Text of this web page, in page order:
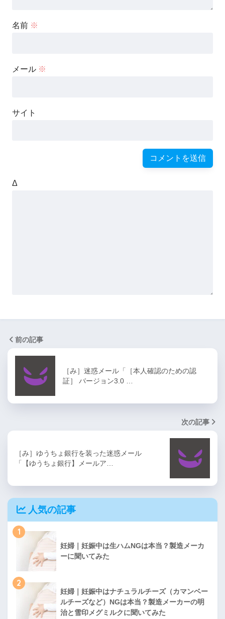
名前 ※
メール ※
サイト
Δ
前の記事
［み］迷惑メール「［本人確認のための認
証］ バージョン3.0 …
次の記事
［み］ゆうちょ銀行を装った迷惑メール
「【ゆうちょ銀行】メールア…
人気の記事
1
妊婦｜妊娠中は生ハムNGは本当？製造メーカ
ーに聞いてみた
2
妊婦｜妊娠中はナチュラルチーズ（カマンベー
ルチーズなど）NGは本当？製造メーカーの明
治と雪印メグミルクに聞いてみた